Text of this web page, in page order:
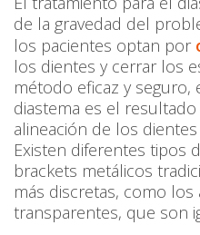
de la gravedad del
los pacientes optan por
los dientes y cerrar los
método eficaz y seguro,
diastema es el
alineación de los
Existen diferentes tipos
brackets metálicos
más discretas, como los
transparentes, que son